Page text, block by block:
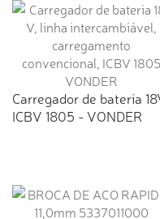
Carregador de bateria
ICBV 1805 - VONDER